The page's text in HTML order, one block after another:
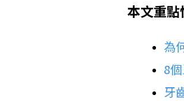
本文重
為
8
牙